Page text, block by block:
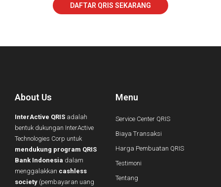
DAFTAR QRIS SEKARANG
About Us
InterActive QRIS adalah
bentuk dukungan InterActive
Technologies Corp untuk
mendukung program QRIS
Bank Indonesia dalam
menggalakkan cashless
society (pembayaran uang
Menu
Service Center QRIS
Biaya Transaksi
Harga Pembuatan QRIS
Testimoni
Tentang